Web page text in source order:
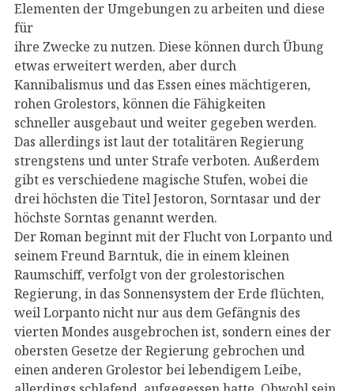
Elementen der Umgebungen zu arbeiten und diese
für
ihre Zwecke zu nutzen. Diese können durch Übung
etwas erweitert werden, aber durch
Kannibalismus und das Essen eines mächtigeren,
rohen Grolestors, können die Fähigkeiten
schneller ausgebaut und weiter gegeben werden.
Das allerdings ist laut der totalitären Regierung
strengstens und unter Strafe verboten. Außerdem
gibt es verschiedene magische Stufen, wobei die
drei höchsten die Titel Jestoron, Sorntasar und der
höchste Sorntas genannt werden.
Der Roman beginnt mit der Flucht von Lorpanto und
seinem Freund Barntuk, die in einem kleinen
Raumschiff, verfolgt von der grolestorischen
Regierung, in das Sonnensystem der Erde flüchten,
weil Lorpanto nicht nur aus dem Gefängnis des
vierten Mondes ausgebrochen ist, sondern eines der
obersten Gesetze der Regierung gebrochen und
einen anderen Grolestor bei lebendigem Leibe,